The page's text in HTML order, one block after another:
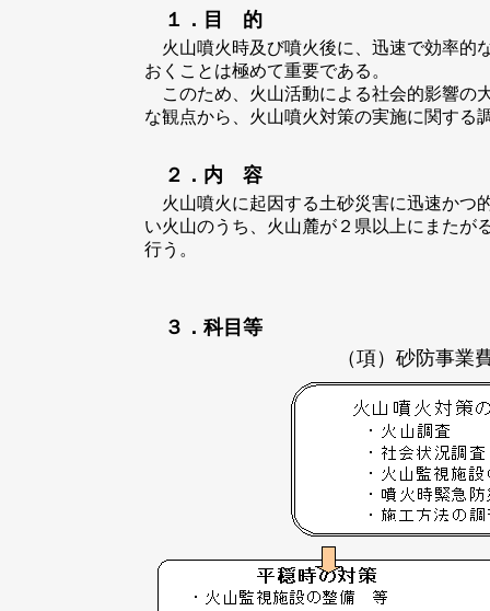
１．目 的
火山噴火時及び噴火後に、迅速で効率的
おくことは極めて重要である。
このため、火山活動による社会的影響の
な観点から、火山噴火対策の実施に関する
２． 内 容
火山噴火に起因する土砂災害に迅速かつ
い火山のうち、火山麓が２県以上にまたが
行う。
３．科目等
（項）砂防事